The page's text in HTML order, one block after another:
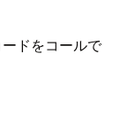
ドをコールで